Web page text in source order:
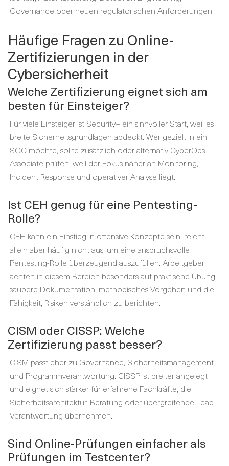
Governance oder neuen regulatorischen Anforderungen.
Häufige Fragen zu Online-
Zertifizierungen in der
Cybersicherheit
Welche Zertifizierung eignet sich am
besten für Einsteiger?
Für viele Einsteiger ist Security+ ein sinnvoller Start, weil es
breite Sicherheitsgrundlagen abdeckt. Wer gezielt in ein
SOC möchte, sollte zusätzlich oder alternativ CyberOps
Associate prüfen, weil der Fokus näher an Monitoring,
Incident Response und operativer Analyse liegt.
Ist CEH genug für eine Pentesting-
Rolle?
CEH kann ein Einstieg in offensive Konzepte sein, reicht
allein aber häufig nicht aus, um eine anspruchsvolle
Pentesting-Rolle überzeugend auszufüllen. Arbeitgeber
achten in diesem Bereich besonders auf praktische Übung,
saubere Dokumentation, methodisches Vorgehen und die
Fähigkeit, Risiken verständlich zu berichten.
CISM oder CISSP: Welche
Zertifizierung passt besser?
CISM passt eher zu Governance, Sicherheitsmanagement
und Programmverantwortung. CISSP ist breiter angelegt
und eignet sich stärker für erfahrene Fachkräfte, die
Sicherheitsarchitektur, Beratung oder übergreifende Lead-
Verantwortung übernehmen.
Sind Online-Prüfungen einfacher als
Prüfungen im Testcenter?